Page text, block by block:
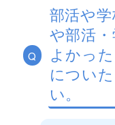
Q
部活や
や部活
よかっ
につい
い。